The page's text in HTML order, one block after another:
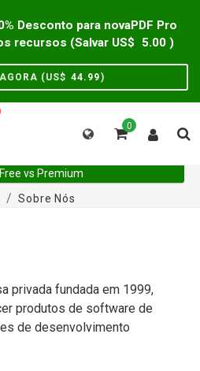
Desconto para novaPDF Pro
recursos (Salvar US$
5.00 )
(US$ 44.99)
0
vs Premium
Sobre Nós
privada fundada em 1999,
produtos de software de
de desenvolvimento